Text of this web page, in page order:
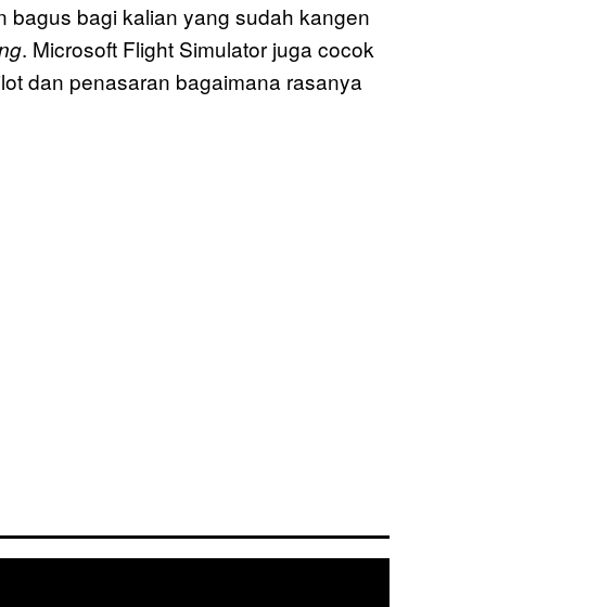
bagus bagi kalian yang sudah kangen
. Microsoft Flight Simulator juga cocok
dan penasaran bagaimana rasanya